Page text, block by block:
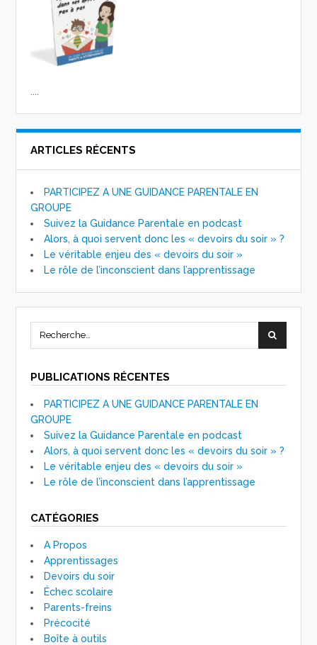
....
ARTICLES RÉCENTS
PARTICIPEZ A UNE GUIDANCE PARENTALE EN
GROUPE
Suivez la Guidance Parentale en podcast
Alors, à quoi servent donc les « devoirs du soir » ?
Le véritable enjeu des « devoirs du soir »
Le rôle de l’inconscient dans l’apprentissage
PUBLICATIONS RÉCENTES
PARTICIPEZ A UNE GUIDANCE PARENTALE EN
GROUPE
Suivez la Guidance Parentale en podcast
Alors, à quoi servent donc les « devoirs du soir » ?
Le véritable enjeu des « devoirs du soir »
Le rôle de l’inconscient dans l’apprentissage
CATÉGORIES
A Propos
Apprentissages
Devoirs du soir
Échec scolaire
Parents-freins
Précocité
Boîte à outils